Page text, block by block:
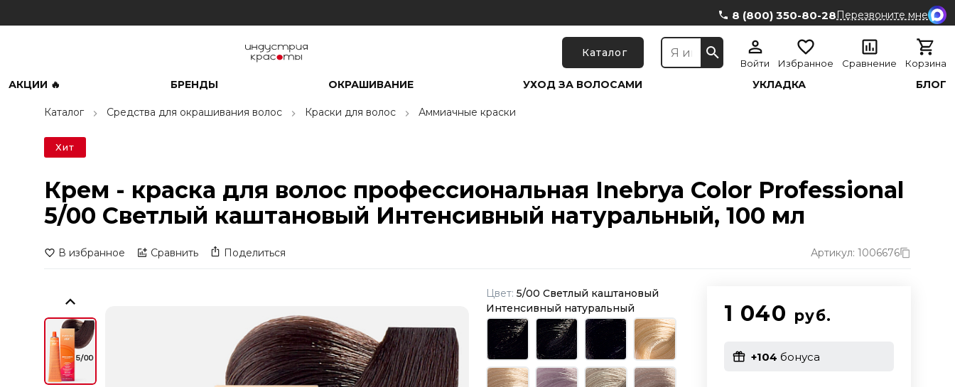
8 (800) 350-80-28Перезвоните мне
Каталог
Войти Избранное Сравнение Корзина
АКЦИИ 🔥 БРЕНДЫ ОКРАШИВАНИЕ УХОД ЗА ВОЛОСАМИ УКЛАДКА БЛОГ
Каталог Средства для окрашивания волос Краски для волос Аммиачные краски
Хит
Крем - краска для волос профессиональная Inebrya Color Professional
5/00 Светлый каштановый Интенсивный натуральный, 100 мл
В избранное Сравнить Поделиться Артикул: 1006676
Цвет: 5/00 Светлый каштановый
Интенсивный натуральный
1 040 руб.
+104 бонуса